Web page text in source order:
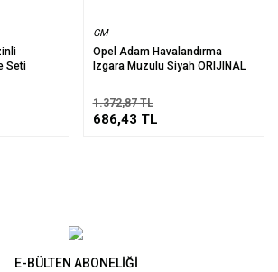
Seti
GM
Opel Adam Havalandırma
Izgara Muzulu Siyah ORIJINAL
1.372,87 TL
686,43 TL
E-BÜLTEN ABONELİĞİ